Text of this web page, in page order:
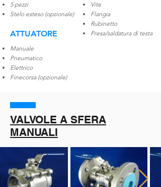
5 pezzi
Stelo esteso​​ (opzionale)
ATTUATORE
Manuale
Pneumatico
Elettrico
Finecorsa (opzionale)
Vite
Flangia
Rubinetto
Presa/saldatura di testa
VALVOLE A SFERA
MANUALI